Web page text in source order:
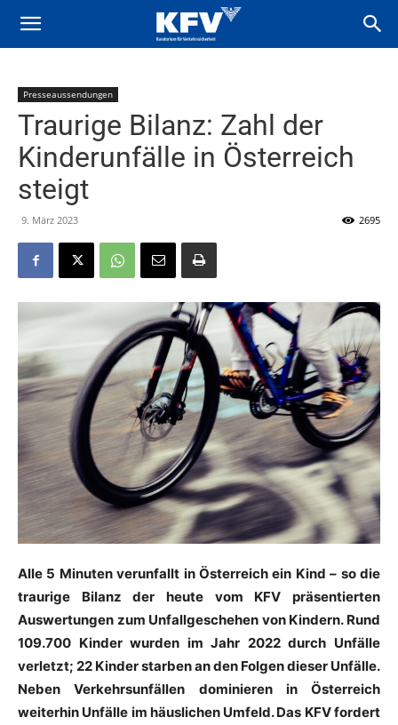
Presseaussendungen
Traurige Bilanz: Zahl der
Kinderunfälle in Österreich
steigt
9. März 2023 2695
Alle 5 Minuten verunfallt in Österreich ein Kind – so die
traurige Bilanz der heute vom KFV präsentierten
Auswertungen zum Unfallgeschehen von Kindern. Rund
109.700 Kinder wurden im Jahr 2022 durch Unfälle
verletzt; 22 Kinder starben an den Folgen dieser Unfälle.
Neben Verkehrsunfällen dominieren in Österreich
weiterhin Unfälle im häuslichen Umfeld. Das KFV fordert